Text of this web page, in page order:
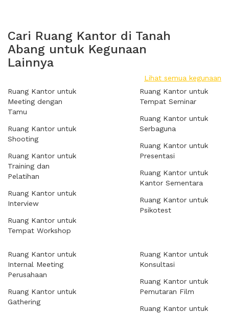
Cari Ruang Kantor di Tanah
Abang untuk Kegunaan
Lainnya
Lihat semua kegunaan
Ruang Kantor untuk
Meeting dengan
Tamu
Ruang Kantor untuk
Shooting
Ruang Kantor untuk
Training dan
Pelatihan
Ruang Kantor untuk
Interview
Ruang Kantor untuk
Tempat Workshop
Ruang Kantor untuk
Tempat Seminar
Ruang Kantor untuk
Serbaguna
Ruang Kantor untuk
Presentasi
Ruang Kantor untuk
Kantor Sementara
Ruang Kantor untuk
Psikotest
Ruang Kantor untuk
Internal Meeting
Perusahaan
Ruang Kantor untuk
Gathering
Ruang Kantor untuk
Konsultasi
Ruang Kantor untuk
Pemutaran Film
Ruang Kantor untuk